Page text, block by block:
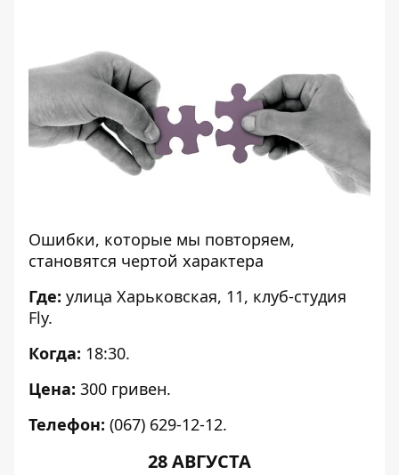
Ошибки, которые мы повторяем,
становятся чертой характера
Где: улица Харьковская, 11, клуб-студия
Fly.
Когда: 18:30.
Цена: 300 гривен.
Телефон: (067) 629-12-12.
28 АВГУСТА